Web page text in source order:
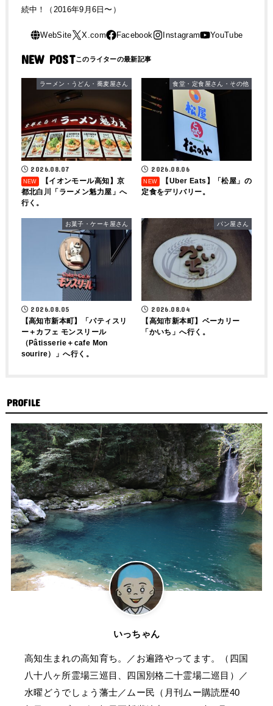
続中！（2016年9月6日〜）
NEW POST
ラーメン・うどん・蕎麦屋さん
2026.08.07
【イオンモール高知】京
都北白川「ラーメン魁力屋」へ
行く。
食堂・定食屋さん・その他
2026.08.06
【Uber Eats】「松屋」の
定食をデリバリー。
お菓子・ケーキ屋さん
2026.08.05
【高知市新本町】「パティスリ
ー＋カフェ モンスリール
（Pâtisserie＋cafe Mon
sourire）」へ行く。
パン屋さん
2026.08.04
【高知市新本町】ベーカリー
「かいち」へ行く。
PROFILE
いっちゃん
高知生まれの高知育ち。／お遍路やってます。（四国
八十八ヶ所霊場三巡目、四国別格二十霊場二巡目）／
水曜どうでしょう藩士／ムー民（月刊ムー購読歴40